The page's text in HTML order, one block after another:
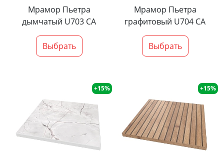
Мрамор Пьетра
дымчатый U703 CA
Выбрать
Мрамор Пьетра
графитовый U704 CA
Выбрать
+15% +15%